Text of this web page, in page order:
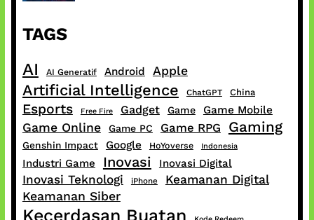
TAGS
AI AI Generatif Android Apple
Artificial Intelligence ChatGPT China
Esports Free Fire Gadget Game Game Mobile
Game Online Game PC Game RPG Gaming
Genshin Impact Google HoYoverse Indonesia
Industri Game Inovasi Inovasi Digital
Inovasi Teknologi iPhone
Keamanan Digital
Keamanan Siber
Kecerdasan Buatan